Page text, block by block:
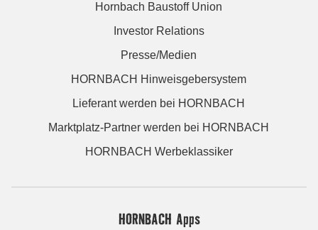
Hornbach Baustoff Union
Investor Relations
Presse/Medien
HORNBACH Hinweisgebersystem
Lieferant werden bei HORNBACH
Marktplatz-Partner werden bei HORNBACH
HORNBACH Werbeklassiker
HORNBACH Apps